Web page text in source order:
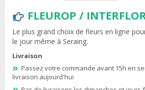
FLEUROP /
Le plus grand choix de fleurs en ligne
le jour même à Seraing.
Livraison
Passez votre commande avant 15h en
livraison aujourd'hui